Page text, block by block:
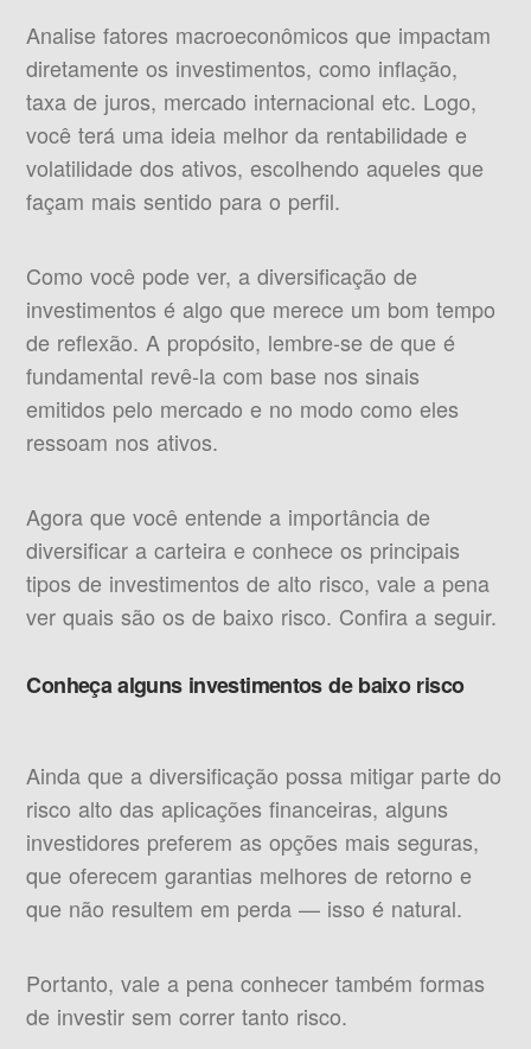
Analise fatores macroeconômicos que impactam
diretamente os investimentos, como inflação,
taxa de juros, mercado internacional etc. Logo,
você terá uma ideia melhor da rentabilidade e
volatilidade dos ativos, escolhendo aqueles que
façam mais sentido para o perfil.
Como você pode ver, a diversificação de
investimentos é algo que merece um bom tempo
de reflexão. A propósito, lembre-se de que é
fundamental revê-la com base nos sinais
emitidos pelo mercado e no modo como eles
ressoam nos ativos.
Agora que você entende a importância de
diversificar a carteira e conhece os principais
tipos de investimentos de alto risco, vale a pena
ver quais são os de baixo risco. Confira a seguir.
Conheça alguns investimentos de baixo risco
Ainda que a diversificação possa mitigar parte do
risco alto das aplicações financeiras, alguns
investidores preferem as opções mais seguras,
que oferecem garantias melhores de retorno e
que não resultem em perda — isso é natural.
Portanto, vale a pena conhecer também formas
de investir sem correr tanto risco.